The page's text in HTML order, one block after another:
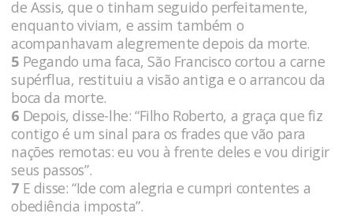
de Assis, que o tinham seguido perfeitamente,
enquanto viviam, e assim também o
acompanhavam alegremente depois da morte.
5 Pegando uma faca, São Francisco cortou a carne
supérflua, restituiu a visão antiga e o arrancou da
boca da morte.
6 Depois, disse-lhe: “Filho Roberto, a graça que fiz
contigo é um sinal para os frades que vão para
nações remotas: eu vou à frente deles e vou dirigir
seus passos”.
7 E disse: “Ide com alegria e cumpri contentes a
obediência imposta”.